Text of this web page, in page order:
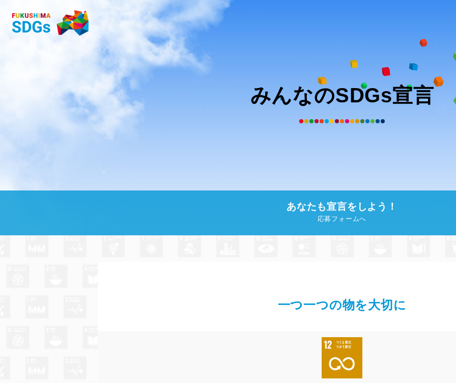
みんなのSDGs宣言
あなたも宣言をしよう！
応募フォームへ
一つ一つの物を大切に